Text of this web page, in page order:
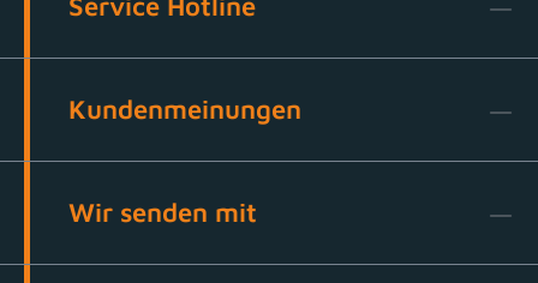
Kundenmeinungen
Wir senden mit